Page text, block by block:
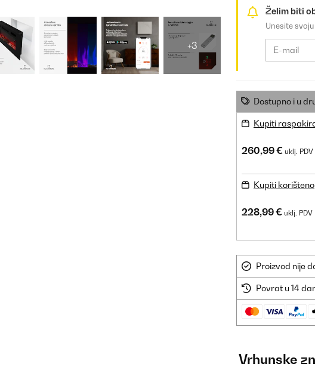
+3
Želim biti
Unesite
Dostupno i u
Kupiti
260,99 € uklj. PDV
Kupiti korišteno
228,99 € uklj. PDV
Proizvod nije
Povrat u 14
Vrhunske